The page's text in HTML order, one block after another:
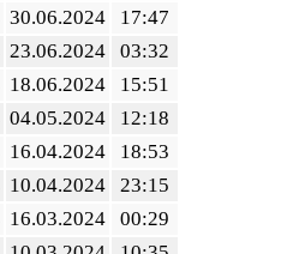
30.06.2024
17:47
23.06.2024
03:32
18.06.2024
15:51
04.05.2024
12:18
16.04.2024
18:53
10.04.2024
23:15
16.03.2024
00:29